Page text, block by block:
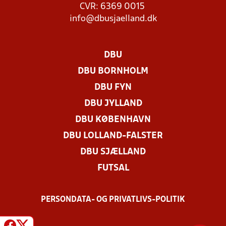
CVR: 6369 0015
info@dbusjaelland.dk
DBU
DBU BORNHOLM
DBU FYN
DBU JYLLAND
DBU KØBENHAVN
DBU LOLLAND-FALSTER
DBU SJÆLLAND
FUTSAL
PERSONDATA- OG PRIVATLIVS-POLITIK